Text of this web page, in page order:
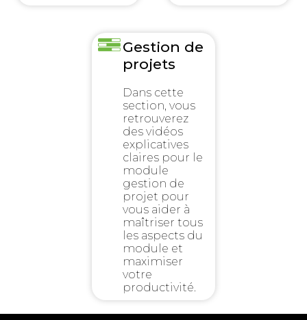
Gestion de
projets
Dans cette
section, vous
retrouverez
des vidéos
explicatives
claires pour le
module
gestion de
projet pour
vous aider à
maîtriser tous
les aspects du
module et
maximiser
votre
productivité.